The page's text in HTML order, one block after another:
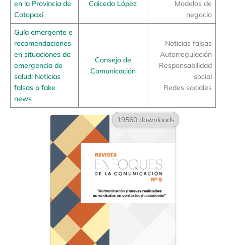
en la Provincia de
Cotopaxi
Caicedo López
Modelos de
negocio
Guía emergente e
recomendaciones
en situaciones de
emergencia de
salud: Noticias
falsas o fake
news
Consejo de
Comunicación
Noticias falsas
Autorregulación
Responsabilidad
social
Redes sociales
19560 downloads